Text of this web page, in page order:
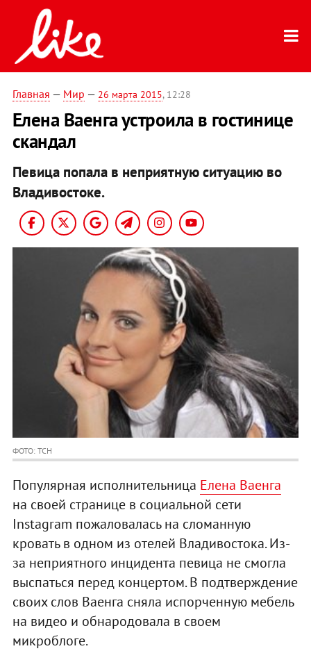
Главная — Мир — 26 марта 2015, 12:28
Елена Ваенга устроила в гостинице
скандал
Певица попала в неприятную ситуацию во
Владивостоке.
ФОТО: ТСН
Популярная исполнительница Елена Ваенга
на своей странице в социальной сети
Instagram пожаловалась на сломанную
кровать в одном из отелей Владивостока. Из-
за неприятного инцидента певица не смогла
выспаться перед концертом. В подтверждение
своих слов Ваенга сняла испорченную мебель
на видео и обнародовала в своем
микроблоге.